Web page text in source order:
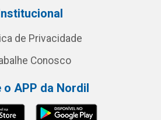
de Privacidade
Conosco
o APP da Nordil